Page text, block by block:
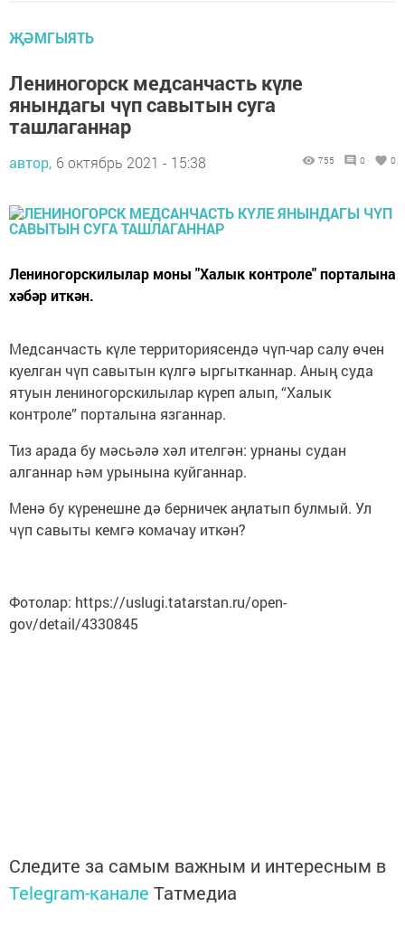
ҖӘМГЫЯТЬ
Лениногорск медсанчасть күле
янындагы чүп савытын суга
ташлаганнар
автор, 6 октябрь 2021 - 15:38 755 0 0
Лениногорскилылар моны "Халык контроле" порталына
хәбәр иткән.
Медсанчасть күле территориясендә чүп-чар салу өчен
куелган чүп савытын күлгә ыргытканнар. Аның суда
ятуын лениногорскилылар күреп алып, “Халык
контроле” порталына язганнар.
Тиз арада бу мәсьәлә хәл ителгән: урнаны судан
алганнар һәм урынына куйганнар.
Менә бу күренешне дә берничек аңлатып булмый. Ул
чүп савыты кемгә комачау иткән?
Фотолар: https://uslugi.tatarstan.ru/open-
gov/detail/4330845
Следите за самым важным и интересным в
Telegram-канале Татмедиа